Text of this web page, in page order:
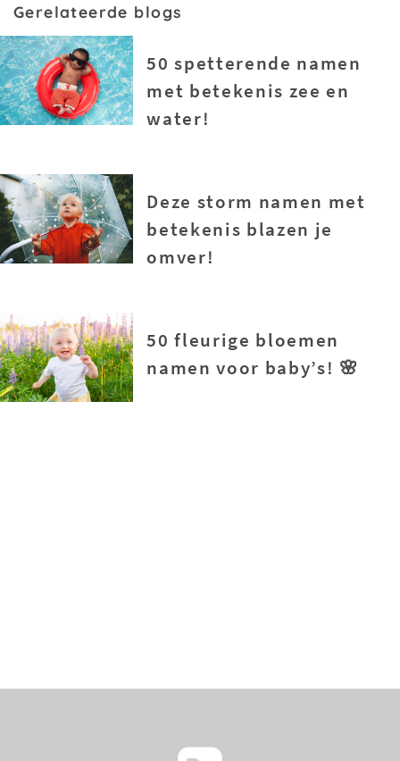
Gerelateerde blogs
50 spetterende namen
met betekenis zee en
water!
Deze storm namen met
betekenis blazen je
omver!
50 fleurige bloemen
namen voor baby’s! 🌸